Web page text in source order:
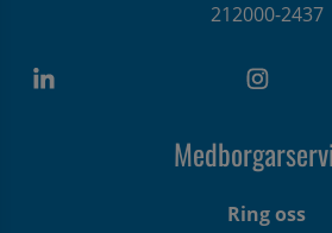
212000-2437
Ring oss